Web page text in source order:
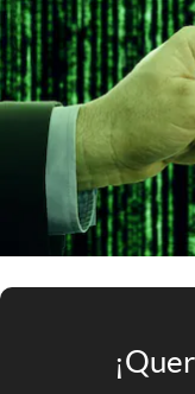
Clima
Mundial 2026
Eventos Corporativos
El Cronista Studio
Mediakit
abre en nueva pestaña
Argentina